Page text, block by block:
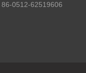
86-0512-62519606